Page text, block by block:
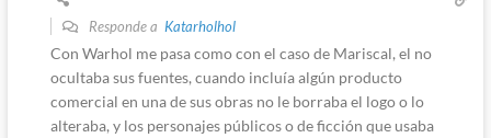
Responde a Katarholhol
Con Warhol me pasa como con el caso de Mariscal, el no
ocultaba sus fuentes, cuando incluía algún producto
comercial en una de sus obras no le borraba el logo o lo
alteraba, y los personajes públicos o de ficción que usaba